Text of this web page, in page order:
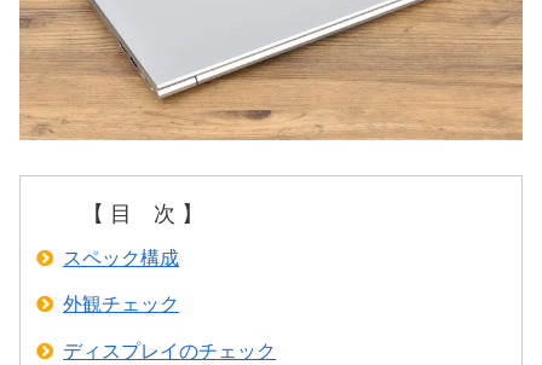
【 目 次 】
スペック構成
外観チェック
ディスプレイのチェック